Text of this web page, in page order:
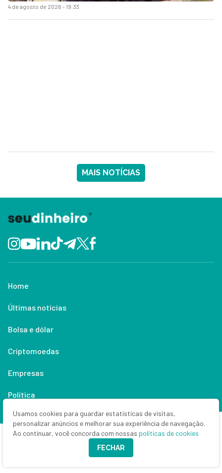
4 de agosto de 2026 - 19:33
MAIS NOTÍCIAS
Home
Últimas notícias
Bolsa e dólar
Criptomoedas
Empresas
Política
Economia
Renda fixa
Usamos cookies para guardar estatísticas de visitas,
personalizar anúncios e melhorar sua experiência de navegação.
Ao continuar, você concorda com nossas políticas de cookies
FECHAR